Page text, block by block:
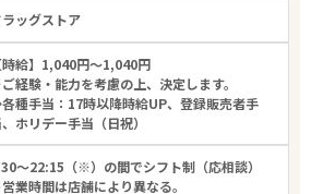
村線(中村線)
ラッグストア
時給】1,040円～1,040円
経験・能力を考慮の上、決定します。
種手当：17時以降時給UP、登録販売者手
ホリデー手当（日祝）
～22:15（※）の間でシフト制（応相談）
業時間は店舗により異なる。